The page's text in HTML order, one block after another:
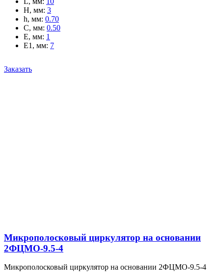
H, мм: 3
h, мм: 0.70
C, мм: 0.50
E, мм: 1
E1, мм: 7
Заказать
Микрополосковый циркулятор на основании
2ФЦМО-9.5-4
Микрополосковый циркулятор на основании 2ФЦМО-9.5-4